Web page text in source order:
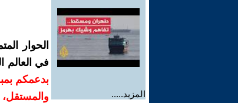
المزيد.....
الحوار
في العالم